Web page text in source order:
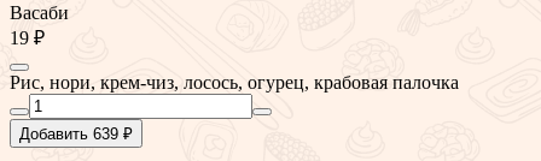
Васаби
19 ₽
Рис, нори, крем-чиз, лосось, огурец, крабовая палочка
Добавить 639 ₽